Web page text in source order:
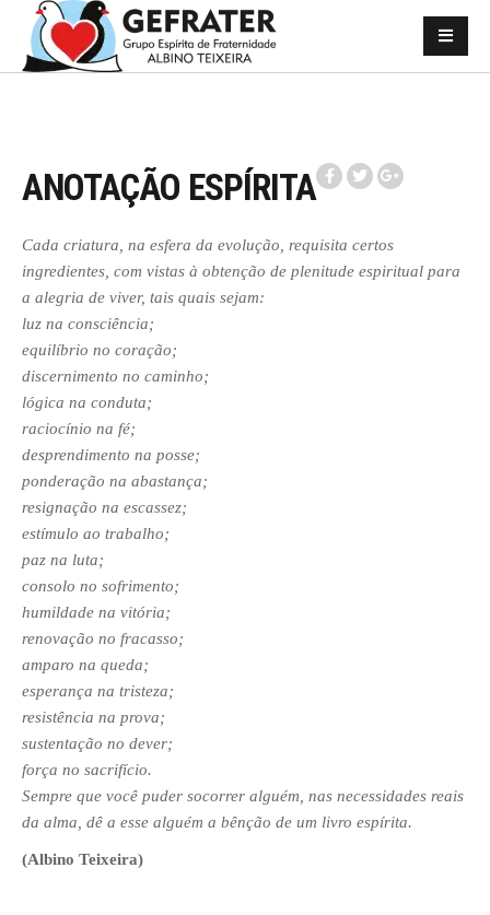
ANOTAÇÃO ESPÍRITA
Cada criatura, na esfera da evolução, requisita certos
ingredientes, com vistas à obtenção de plenitude espiritual para
a alegria de viver, tais quais sejam:
luz na consciência;
equilíbrio no coração;
discernimento no caminho;
lógica na conduta;
raciocínio na fé;
desprendimento na posse;
ponderação na abastança;
resignação na escassez;
estímulo ao trabalho;
paz na luta;
consolo no sofrimento;
humildade na vitória;
renovação no fracasso;
amparo na queda;
esperança na tristeza;
resistência na prova;
sustentação no dever;
força no sacrifício.
Sempre que você puder socorrer alguém, nas necessidades reais
da alma, dê a esse alguém a bênção de um livro espírita.
(Albino Teixeira)